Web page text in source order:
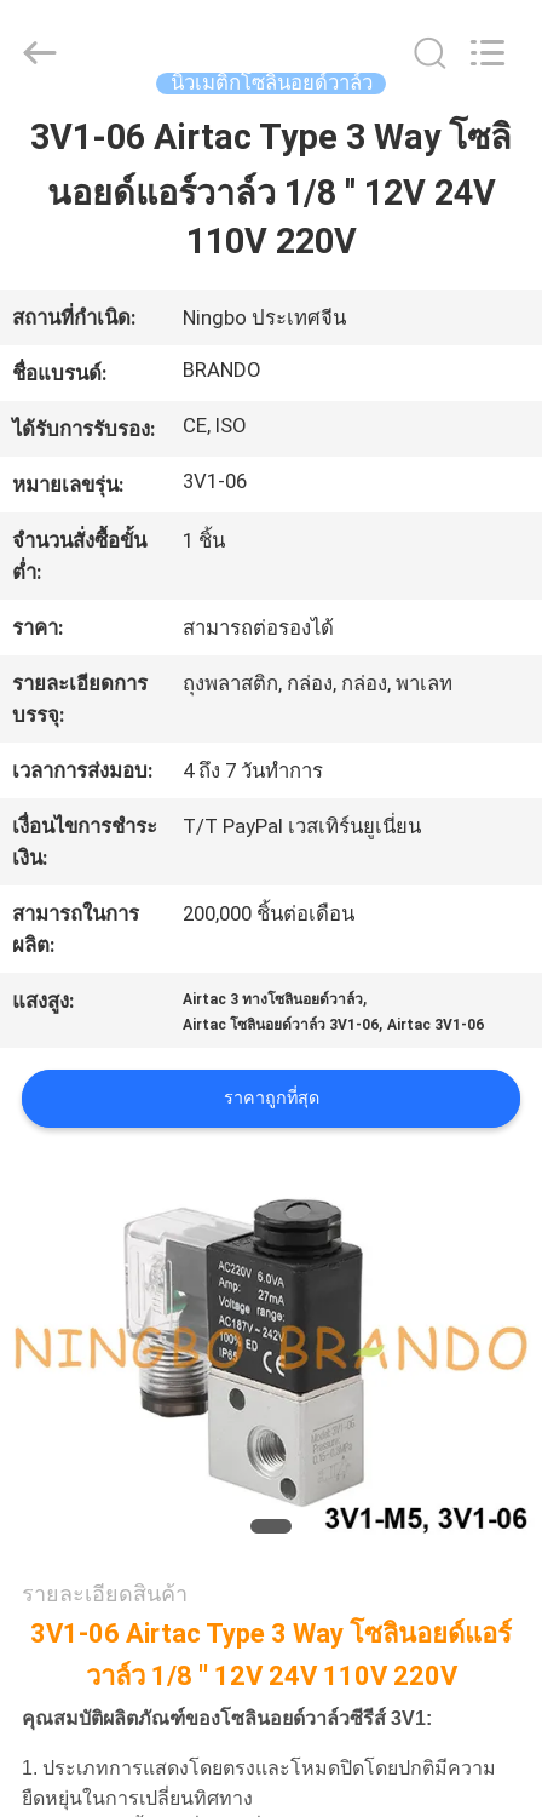
บ้าน
เกี่ยว
กับ
เรา
ทัวร์
โรงงาน
การ
ควบคุม
คุณภาพ
ติดต่อ
เรา
ขอ
ทุน
เว็บไซต์
ส่วน
Ningbo
Brando
Rights
นิวเมติกโซลินอยด์วาล์ว
3V1-06 Airtac Type 3 Way โซลิ
นอยด์แอร์วาล์ว 1/8 '' 12V 24V
110V 220V
สถานที่กำเนิด: Ningbo ประเทศจีน
ชื่อแบรนด์: BRANDO
ได้รับการรับรอง: CE, ISO
หมายเลขรุ่น: 3V1-06
จำนวนสั่งซื้อขั้น
ต่ำ:
1 ชิ้น
ราคา: สามารถต่อรองได้
รายละเอียดการ
บรรจุ:
ถุงพลาสติก, กล่อง, กล่อง, พาเลท
เวลาการส่งมอบ: 4 ถึง 7 วันทำการ
เงื่อนไขการชำระ
เงิน:
T/T PayPal เวสเทิร์นยูเนี่ยน
สามารถในการ
ผลิต:
200,000 ชิ้นต่อเดือน
แสงสูง: Airtac 3 ทางโซลินอยด์วาล์ว,
Airtac โซลินอยด์วาล์ว 3V1-06,Airtac 3V1-06
ราคาถูกที่สุด
รายละเอียดสินค้า
3V1-06 Airtac Type 3 Way โซลินอยด์แอร์
วาล์ว 1/8 '' 12V 24V 110V 220V
คุณสมบัติผลิตภัณฑ์ของโซลินอยด์วาล์วซีรีส์ 3V1:
1. ประเภทการแสดงโดยตรงและโหมดปิดโดยปกติมีความ
ยืดหยุ่นในการเปลี่ยนทิศทาง